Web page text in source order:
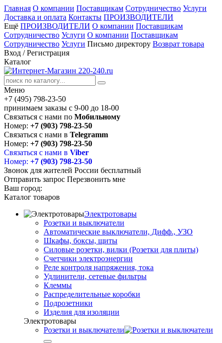
Главная О компании Поставщикам Сотрудничество Услуги
Доставка и оплата Контакты ПРОИЗВОДИТЕЛИ
Ещё ПРОИЗВОДИТЕЛИ О компании Поставщикам
Сотрудничество Услуги О компании Поставщикам
Сотрудничество Услуги Письмо директору Возврат товара
Вход /Регистрация
Каталог
Меню
+7 (495) 798-23-50
принимаем заказы с 9-00 до 18-00
Связаться с нами по Мобильному
Номер: +7 (903) 798-23-50
Связаться с нами в Telegramm
Номер: +7 (903) 798-23-50
Связаться с нами в Viber
Номер: +7 (903) 798-23-50
Звонок для жителей России бесплатный
Отправить запрос Перезвонить мне
Ваш город:
Каталог товаров
Электротовары
Розетки и выключатели
Автоматические выключатели, Дифф., УЗО
Шкафы, боксы, щиты
Силовые розетки, вилки (Розетки для плиты)
Счетчики электроэнергии
Реле контроля напряжения, тока
Удлинители, сетевые фильтры
Клеммы
Распределительные коробки
Подрозетники
Изделия для изоляции
Электротовары
Розетки и выключатели